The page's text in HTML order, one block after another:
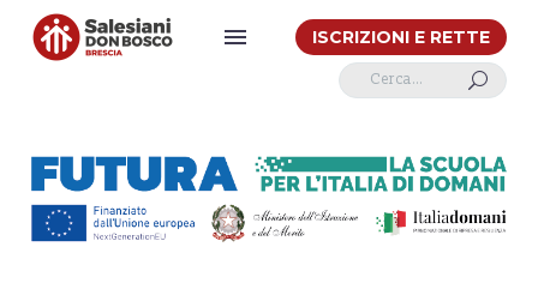
ISCRIZIONI E RETTE
U